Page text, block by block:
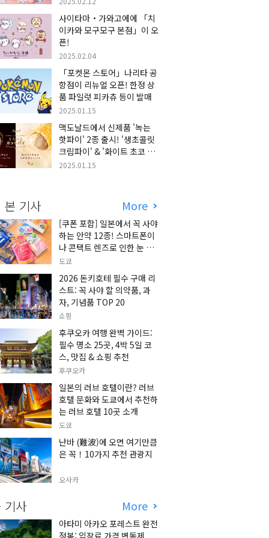
사이타마・가와고에에 「치
이카와 모구모구 본점」이 오
픈!
2025.02.04
「포켓몬 스토어」나리타 공
항점이 리뉴얼 오픈! 한정 상
품 파일럿 피카츄 등이 발매
2025.01.15
맥도날드에서 신제품 '녹는
핫파이' 2종 출시! '생초콜릿
크림파이' & '화이트 초코 밀
크티 파이' 출시!
2025.01.15
본 기사 More
[쿠폰 포함] 일본에서 꼭 사야
하는 안약 12종! 스마트폰이
나 콘택트 렌즈로 인한 눈 피
로에 최적!
도쿄
2026 돈키호테 필수 구매 리
스트: 꼭 사야 할 의약품, 과
자, 기념품 TOP 20
쇼핑
후쿠오카 여행 완벽 가이드:
필수 명소 25곳, 4박 5일 코
스, 맛집 & 쇼핑 추천
후쿠오카
일본의 러브 호텔이란? 러브
호텔 문화와 도쿄에서 추천하
는 러브 호텔 10곳 소개
도쿄
난바 (難波)에 오면 여기만큼
은 꼭！10가지 추천 관광지
오사카
기사 More
아타미 아카오 포레스트 완전
정복: 입장료 가격 변동제,